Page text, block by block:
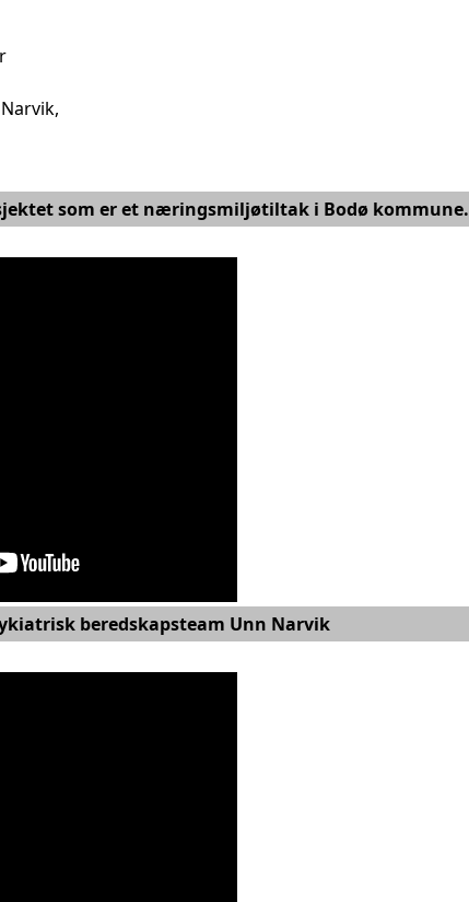
som er et næringsmiljøtiltak i Bodø kommune.
beredskapsteam Unn Narvik